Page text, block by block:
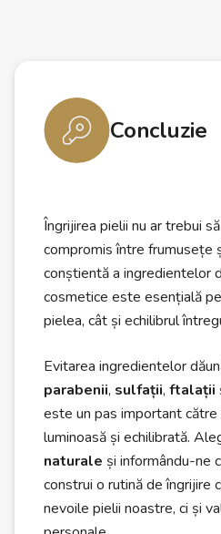
Concluzie
Îngrijirea pielii nu ar trebui
compromis între frumusețe
conștientă a ingredientelor
cosmetice este esențială
pielea, cât și echilibrul
Evitarea ingredientelor
parabenii, sulfații, ftalații
este un pas important
luminoasă și echilibrată.
naturale și informându-ne
construi o rutină de îngrijire
nevoile pielii noastre, ci și